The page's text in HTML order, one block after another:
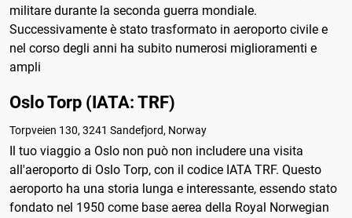
militare durante la seconda guerra mondiale.
Successivamente è stato trasformato in aeroporto civile e
nel corso degli anni ha subito numerosi miglioramenti e
ampli
Oslo Torp (IATA: TRF)
Torpveien 130, 3241 Sandefjord, Norway
Il tuo viaggio a Oslo non può non includere una visita
all'aeroporto di Oslo Torp, con il codice IATA TRF. Questo
aeroporto ha una storia lunga e interessante, essendo stato
fondato nel 1950 come base aerea della Royal Norwegian